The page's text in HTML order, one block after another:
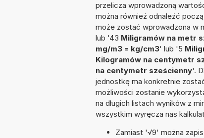
przelicza wprowadzoną
można również odnaleźć
może zostać wprowadzona w
lub '43 Miligramów na metr
mg/m3 = kg/cm3' lub '5
Kilogramów na centymetr
na centymetr sześcienny'.
jednostkę ma konkretnie
możliwości zostanie
na długich listach wyników z
wszystkim wyręcza nas
Zamiast '√9' można